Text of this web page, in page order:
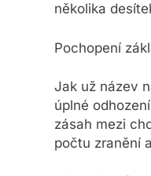
několika
Pochopení
Jak už název
úplné
zásah mezi
počtu zranění